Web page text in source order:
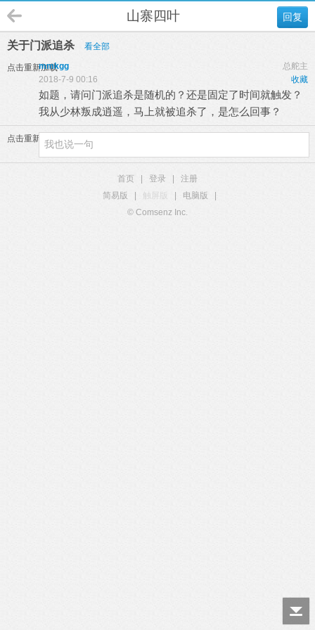
回复
山寨四叶
关于门派追杀 看全部
点击重新加载 总舵主
mmkgg
收藏
2018-7-9 00:16
如题，请问门派追杀是随机的？还是固定了时间就触发？
我从少林叛成逍遥，马上就被追杀了，是怎么回事？
点击重新加载
首页 登录
注册
简易版
触屏版 电脑版
© Comsenz Inc.